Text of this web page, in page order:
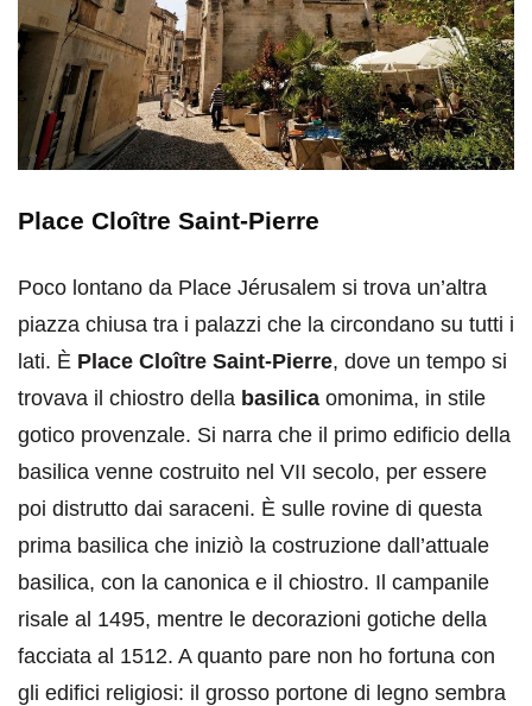
Place Cloître Saint-Pierre
Poco lontano da Place Jérusalem si trova un’altra
piazza chiusa tra i palazzi che la circondano su tutti i
lati. È Place Cloître Saint-Pierre, dove un tempo si
trovava il chiostro della basilica omonima, in stile
gotico provenzale. Si narra che il primo edificio della
basilica venne costruito nel VII secolo, per essere
poi distrutto dai saraceni. È sulle rovine di questa
prima basilica che iniziò la costruzione dall’attuale
basilica, con la canonica e il chiostro. Il campanile
risale al 1495, mentre le decorazioni gotiche della
facciata al 1512. A quanto pare non ho fortuna con
gli edifici religiosi: il grosso portone di legno sembra